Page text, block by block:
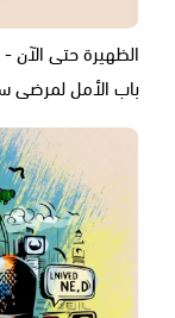
الظهيرة حتى
باب الأمل لمرضى سرطان